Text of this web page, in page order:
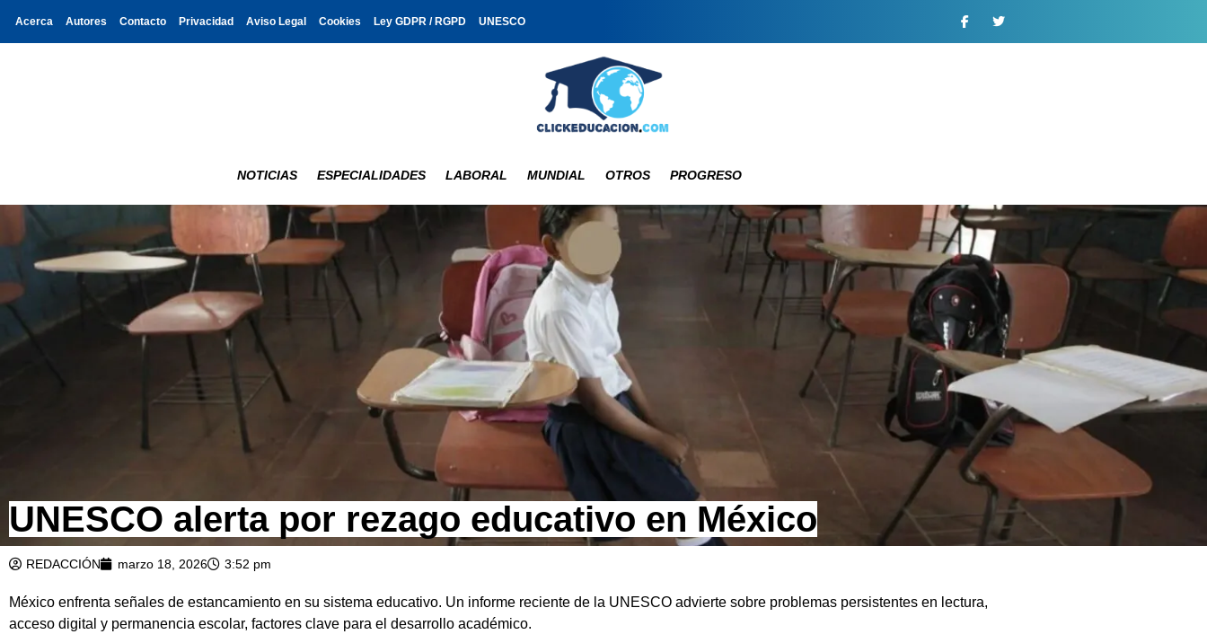
Acerca Autores Contacto Privacidad Aviso Legal Cookies Ley GDPR / RGPD UNESCO
NOTICIAS ESPECIALIDADES LABORAL MUNDIAL OTROS PROGRESO
UNESCO alerta por rezago educativo en México
REDACCIÓN marzo 18, 2026 3:52 pm
México enfrenta señales de estancamiento en su sistema educativo. Un informe reciente de la UNESCO advierte sobre problemas persistentes en lectura,
acceso digital y permanencia escolar, factores clave para el desarrollo académico.